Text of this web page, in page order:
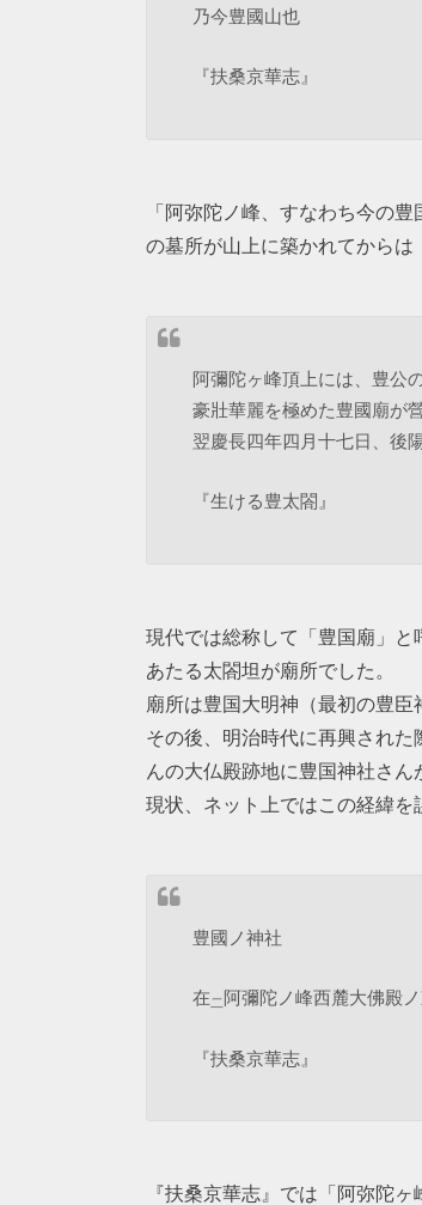
乃今豊國山也
『扶桑京華志』
「阿弥陀ノ峰、すなわち今の
の墓所が山上に築かれてからは
阿彌陀ヶ峰頂上には、豊公
豪壯華麗を極めた豊國廟が
翌慶長四年四月十七日、後
『生ける豊太閤』
現代では総称して「豊国廟」
あたる太閤坦が廟所でした。
廟所は豊国大明神（最初の豊臣
その後、明治時代に再興され
んの大仏殿跡地に豊国神社さん
現状、ネット上ではこの経緯を
豊國ノ神社
在二阿彌陀ノ峰西麓大佛殿
『扶桑京華志』
『扶桑京華志』では「阿弥陀